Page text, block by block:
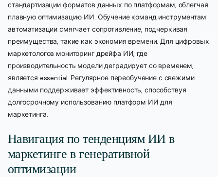
стандартизации форматов данных по платформам, облегчая
плавную оптимизацию ИИ. Обучение команд инструментам
автоматизации смягчает сопротивление, подчеркивая
преимущества, такие как экономия времени. Для цифровых
маркетологов мониторинг дрейфа ИИ, где
производительность модели деградирует со временем,
является essential. Регулярное переобучение с свежими
данными поддерживает эффективность, способствуя
долгосрочному использованию платформ ИИ для
маркетинга.
Навигация по тенденциям ИИ в
маркетинге в генеративной
оптимизации